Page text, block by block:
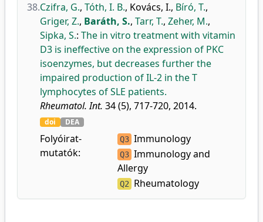
38.Czifra, G., Tóth, I. B., Kovács, I., Bíró, T.,
Griger, Z., Baráth, S., Tarr, T., Zeher, M.,
Sipka, S.: The in vitro treatment with vitamin
D3 is ineffective on the expression of PKC
isoenzymes, but decreases further the
impaired production of IL-2 in the T
lymphocytes of SLE patients.
Rheumatol. Int. 34 (5), 717-720, 2014.
doi DEA
Folyóirat-
mutatók:
Q3 Immunology
Q3 Immunology and
Allergy
Q2 Rheumatology